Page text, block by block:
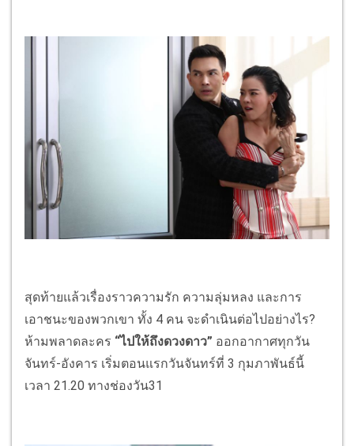
สุดท้ายแล้วเรื่องราวความรัก ความลุ่มหลง และการ
เอาชนะของพวกเขา ทั้ง 4 คน จะดำเนินต่อไปอย่างไร?
ห้ามพลาดละคร “ไปให้ถึงดวงดาว” ออกอากาศทุกวัน
จันทร์-อังคาร เริ่มตอนแรกวันจันทร์ที่ 3 กุมภาพันธ์นี้
เวลา 21.20 ทางช่องวัน31